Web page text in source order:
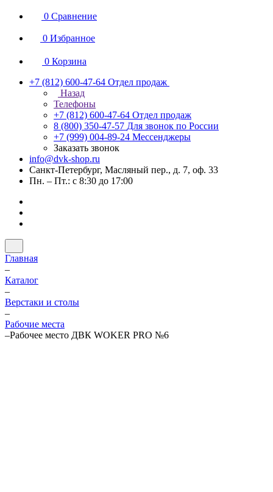
0 Сравнение
0 Избранное
0 Корзина
+7 (812) 600-47-64 Отдел продаж
Назад
Телефоны
+7 (812) 600-47-64 Отдел продаж
8 (800) 350-47-57 Для звонок по России
+7 (999) 004-89-24 Мессенджеры
Заказать звонок
info@dvk-shop.ru
Санкт-Петербург, Масляный пер., д. 7, оф. 33
Пн. – Пт.: с 8:30 до 17:00
Главная
–
Каталог
–
Верстаки и столы
–
Рабочие места
–Рабочее место ДВК WOKER PRO №6